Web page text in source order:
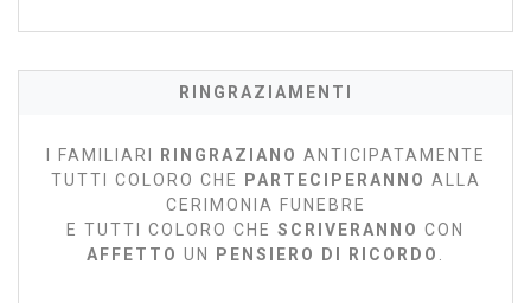
RINGRAZIAMENTI
I FAMILIARI RINGRAZIANO ANTICIPATAMENTE
TUTTI COLORO CHE
PARTECIPERANNO ALLA
CERIMONIA FUNEBRE
E TUTTI COLORO CHE SCRIVERANNO CON
AFFETTO UN PENSIERO DI RICORDO